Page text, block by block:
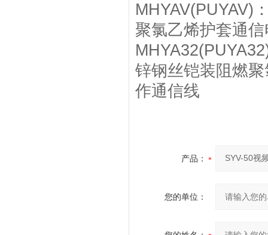
MHYAV(PUYAV)
聚氯乙烯护套通
锌钢丝铠装阻燃
作通信线
产品：
您的单位：